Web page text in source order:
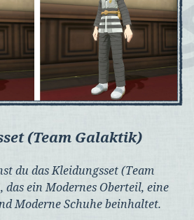
(Team Galaktik)
du das Kleidungsset (Team
ein Modernes Oberteil, eine
Moderne Schuhe beinhaltet.